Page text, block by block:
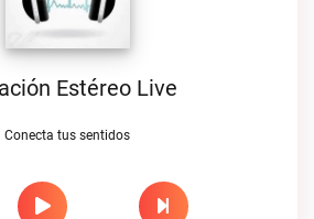
Estéreo Live
Conecta tus sentidos